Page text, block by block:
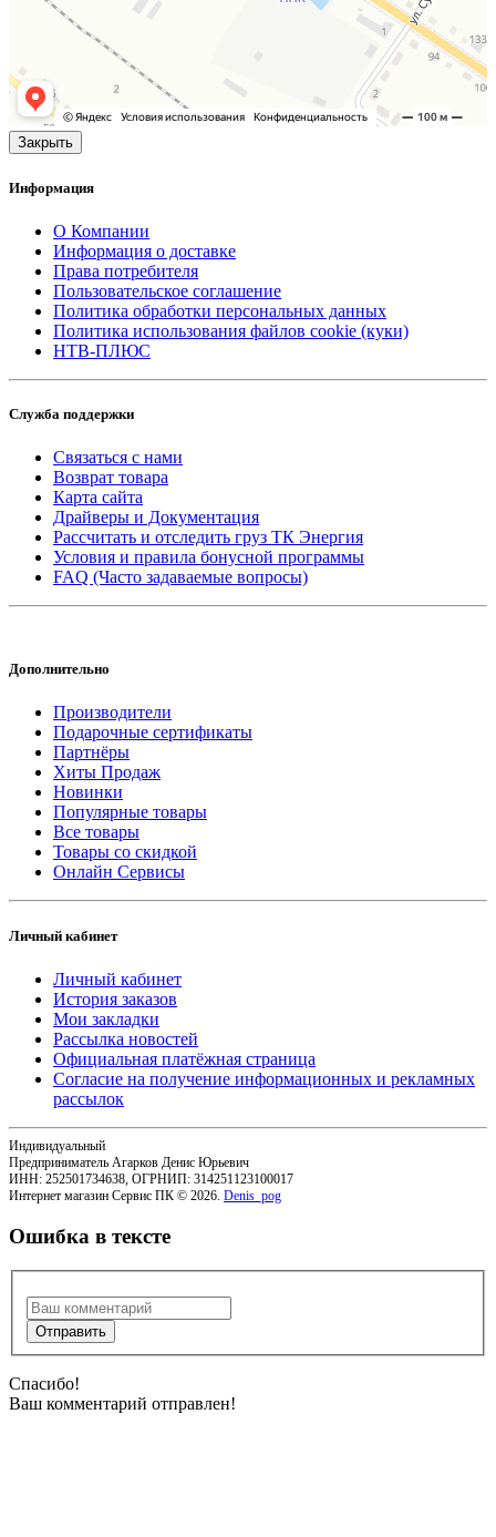
Закрыть
Информация
О Компании
Информация о доставке
Права потребителя
Пользовательское соглашение
Политика обработки персональных данных
Политика использования файлов cookie (куки)
НТВ-ПЛЮС
Служба поддержки
Связаться с нами
Возврат товара
Карта сайта
Драйверы и Документация
Рассчитать и отследить груз ТК Энергия
Условия и правила бонусной программы
FAQ (Часто задаваемые вопросы)
Дополнительно
Производители
Подарочные сертификаты
Партнёры
Хиты Продаж
Новинки
Популярные товары
Все товары
Товары со скидкой
Онлайн Сервисы
Личный кабинет
Личный кабинет
История заказов
Мои закладки
Рассылка новостей
Официальная платёжная страница
Согласие на получение информационных и рекламных
рассылок
Индивидуальный
Предприниматель Агарков Денис Юрьевич
ИНН: 252501734638, ОГРНИП: 314251123100017
Интернет магазин Сервис ПК © 2026. Denis_pog
Ошибка в тексте
Спасибо!
Ваш комментарий отправлен!